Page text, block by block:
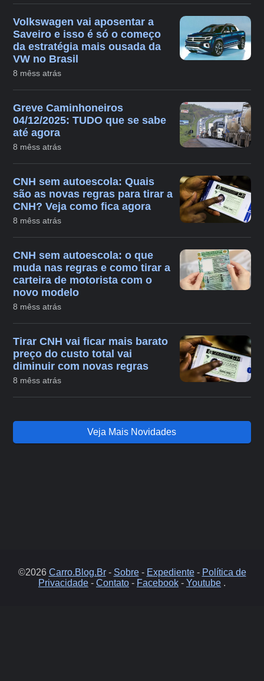
Volkswagen vai aposentar a
Saveiro e isso é só o começo
da estratégia mais ousada da
VW no Brasil
8 mêss atrás
Greve Caminhoneiros
04/12/2025: TUDO que se sabe
até agora
8 mêss atrás
CNH sem autoescola: Quais
são as novas regras para tirar a
CNH? Veja como fica agora
8 mêss atrás
CNH sem autoescola: o que
muda nas regras e como tirar a
carteira de motorista com o
novo modelo
8 mêss atrás
Tirar CNH vai ficar mais barato
preço do custo total vai
diminuir com novas regras
8 mêss atrás
Veja Mais Novidades
©2026 Carro.Blog.Br- Sobre- Expediente- Política de
Privacidade - Contato - Facebook - Youtube .